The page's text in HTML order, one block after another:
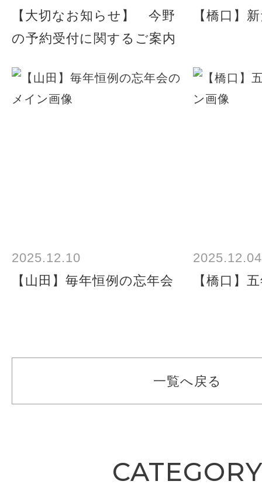
【大切なお知らせ】 今野
の予約受付に関するご案内
【橋口】
2025.12.10
【山田】毎年恒例の忘年会
2025.12.04
【橋口】
一覧へ戻る
CATEGORY